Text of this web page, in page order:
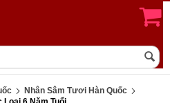
Nhân Sâm Tươi Hàn Quốc